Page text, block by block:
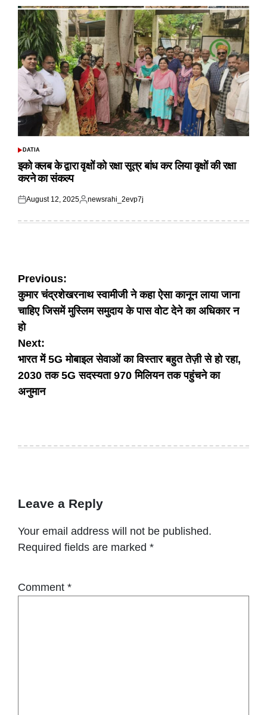
POSTED
DATIA
इको क्लब के द्वारा वृक्षों को रक्षा सूत्र बांध कर लिया वृक्षों की रक्षा
करने का संकल्प
Posted
August 12, 2025
Posted
newsrahi_2evp7j
Post
navigation
Previous:
कुमार चंद्रशेखरनाथ स्वामीजी ने कहा ऐसा कानून लाया जाना
चाहिए जिसमें मुस्लिम समुदाय के पास वोट देने का अधिकार न
हो
Next:
भारत में 5G मोबाइल सेवाओं का विस्तार बहुत तेज़ी से हो रहा,
2030 तक 5G सदस्यता 970 मिलियन तक पहुंचने का
अनुमान
Leave a Reply
Your email address will not be published.
Required fields are marked *
Comment *